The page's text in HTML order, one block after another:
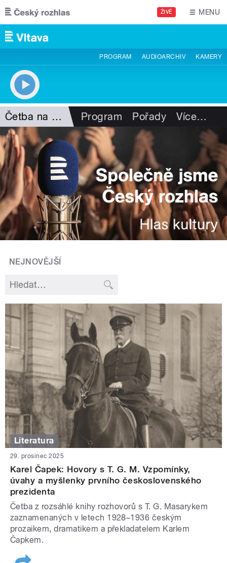
Přejít k hlavnímu obsahu
ŽIVĚ MENU
PROGRAM AUDIOARCHIV KAMERY
Četba na pokračování Program Pořady Více…
NEJNOVĚJŠÍ
Literatura
29. prosinec 2025
Karel Čapek: Hovory s T. G. M. Vzpomínky,
úvahy a myšlenky prvního československého
prezidenta
Četba z rozsáhlé knihy rozhovorů s T. G. Masarykem
zaznamenaných v letech 1928–1936 českým
prozaikem, dramatikem a překladatelem Karlem
Čapkem.